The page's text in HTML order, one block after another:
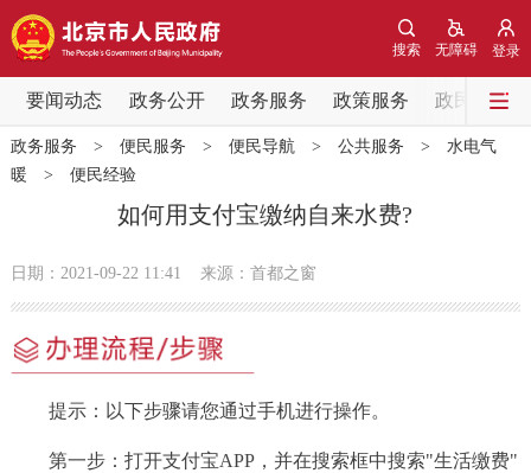
登录
无障碍
搜索
要闻动态 政务公开 政务服务 政策服务 政民互动
要闻动态
党中央精神 国务院信息 中央部委动态
北京要闻 会议信息 部门动态
各区热点
政务公开
市领导 机构职能
政务服务 > 便民服务 > 便民导航 > 公共服务 > 水电气
暖 > 便民经验
如何用支付宝缴纳自来水费?
日期：2021-09-22 11:41 来源：首都之窗
提示：以下步骤请您通过手机进行操作。
第一步：打开支付宝APP，并在搜索框中搜索"生活缴费"